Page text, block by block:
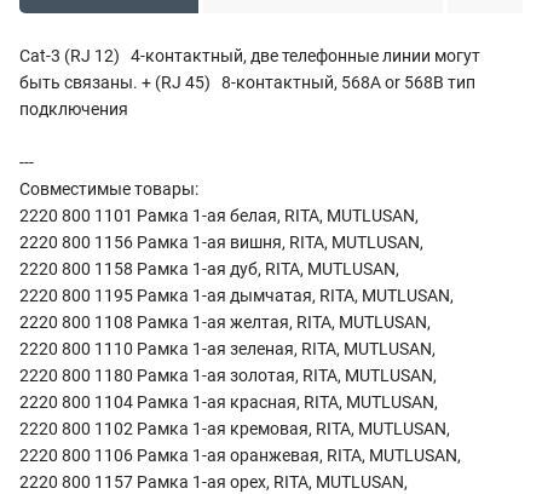
Cat-3 (RJ 12) 4-контактный, две телефонные линии могут
быть связаны. + (RJ 45) 8-контактный, 568A or 568B тип
подключения
---
Совместимые товары:
2220 800 1101 Рамка 1-ая белая, RITA, MUTLUSAN,
2220 800 1156 Рамка 1-ая вишня, RITA, MUTLUSAN,
2220 800 1158 Рамка 1-ая дуб, RITA, MUTLUSAN,
2220 800 1195 Рамка 1-ая дымчатая, RITA, MUTLUSAN,
2220 800 1108 Рамка 1-ая желтая, RITA, MUTLUSAN,
2220 800 1110 Рамка 1-ая зеленая, RITA, MUTLUSAN,
2220 800 1180 Рамка 1-ая золотая, RITA, MUTLUSAN,
2220 800 1104 Рамка 1-ая красная, RITA, MUTLUSAN,
2220 800 1102 Рамка 1-ая кремовая, RITA, MUTLUSAN,
2220 800 1106 Рамка 1-ая оранжевая, RITA, MUTLUSAN,
2220 800 1157 Рамка 1-ая орех, RITA, MUTLUSAN,